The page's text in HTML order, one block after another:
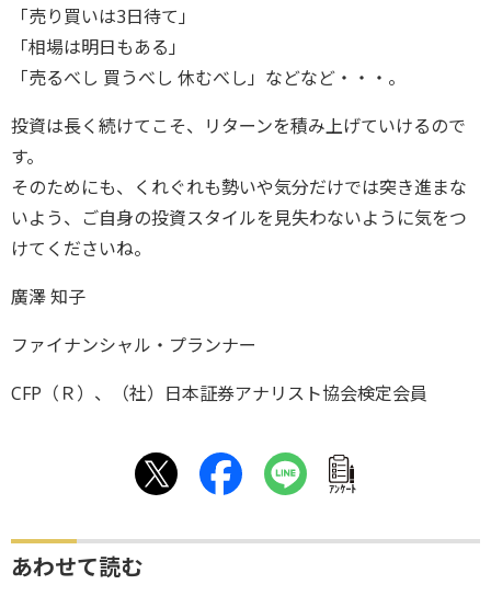
「売り買いは3日待て」
「相場は明日もある」
「売るべし 買うべし 休むべし」などなど・・・。
投資は長く続けてこそ、リターンを積み上げていけるので
す。
そのためにも、くれぐれも勢いや気分だけでは突き進まな
いよう、ご自身の投資スタイルを見失わないように気をつ
けてくださいね。
廣澤 知子
ファイナンシャル・プランナー
CFP（Ｒ）、（社）日本証券アナリスト協会検定会員
ｱﾝｹｰﾄ
あわせて読む